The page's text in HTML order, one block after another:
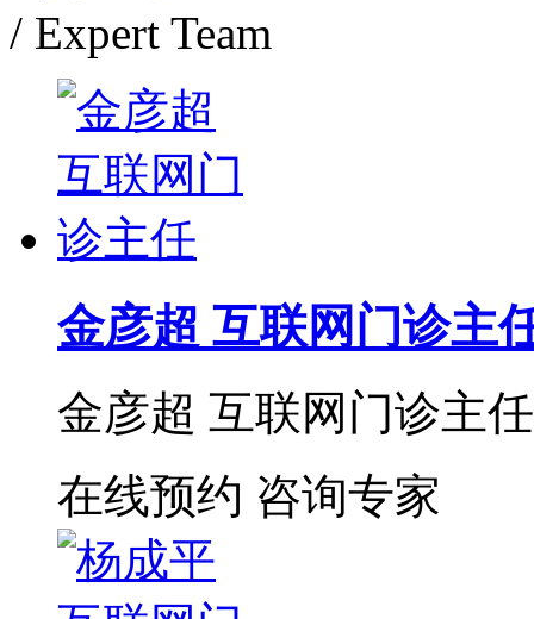
/ Expert Team
金彦超 互联网门诊主
金彦超 互联网门诊主
在线预约 咨询专家